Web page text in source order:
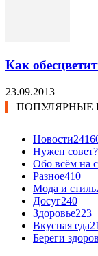
Как
23.09.2013
ПОПУЛЯРНЫЕ
Новости24
Нужен совет?
Обо всём на
Разное410
Мода и стиль
Досуг240
Здоровье223
Вкусная еда
Береги